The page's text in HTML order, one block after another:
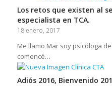
Los retos que existen al
especialista en TCA.
18 enero, 2017
Me llamo Mar soy psicóloga
comencé…
Adiós 2016, Bienvenido